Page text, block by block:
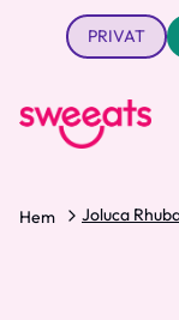
PRIVAT
Hem Joluca